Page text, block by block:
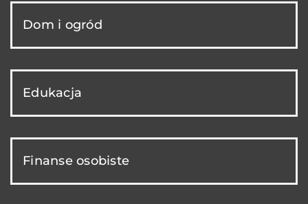
Dom i ogród
Edukacja
Finanse osobiste